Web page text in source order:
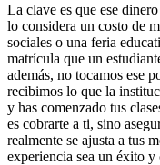
La clave es que ese dinero
lo considera un costo de
sociales o una feria
matrícula que un
además, no tocamos ese
recibimos lo que la
y has comenzado tus
es cobrarte a ti, sino
realmente se ajusta a tus
experiencia sea un éxito y